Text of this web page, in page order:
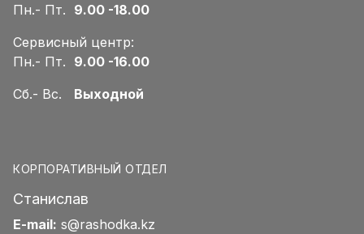
Пн.- Пт. 9.00 -18.00
Сервисный центр:
Пн.- Пт. 9.00 -16.00
Сб.- Вс. Выходной
КОРПОРАТИВНЫЙ ОТДЕЛ
Станислав
E-mail: s@rashodka.kz